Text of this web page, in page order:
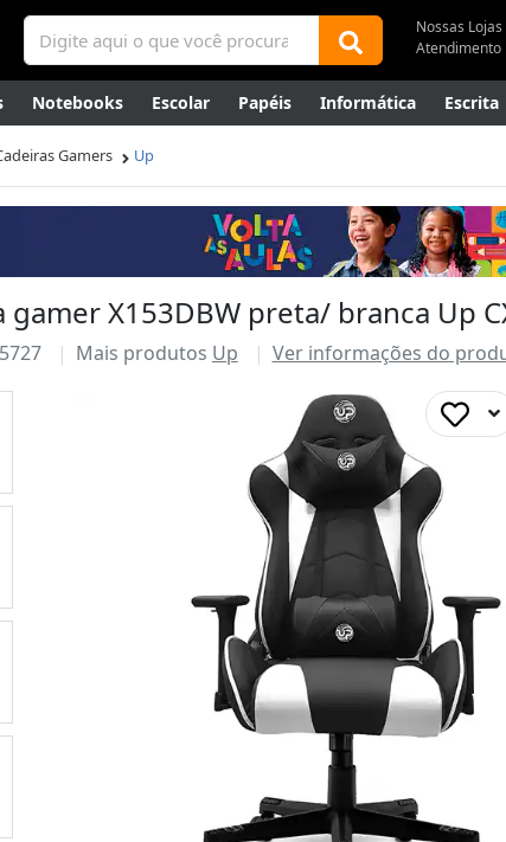
Nossas Lojas
Atendimento
Notebooks Escolar Papéis Informática Escrita
Higiene
Canetas Luxo
Outlet
Gamers Up
gamer X153DBW preta/ branca Up
Mais produtos Up Ver informações do